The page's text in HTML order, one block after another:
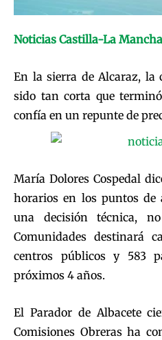
Noticias Castilla-La Mancha
En la sierra de Alcaraz, la
sido tan corta que
confía en un repunte de
María Dolores Cospedal
horarios en los puntos de
una decisión técnica,
Comunidades destinará
centros públicos y 583
próximos 4 años.
El Parador de Albacete
Comisiones Obreras ha